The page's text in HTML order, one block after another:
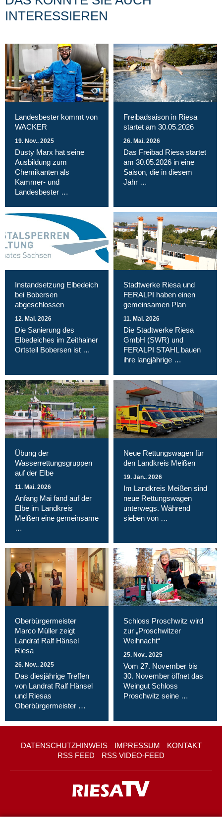
INTERESSIEREN
Landesbester kommt von
WACKER
19. Nov.. 2025
Dusty Marx hat seine
Ausbildung zum
Chemikanten als
Kammer- und
Landesbester …
Magnet Riesa GmbH
Freibadsaison in Riesa
startet am 30.05.2026
26. Mai. 2026
Das Freibad Riesa startet
am 30.05.2026 in eine
Saison, die in diesem
Jahr …
Instandsetzung Elbedeich
bei Bobersen
abgeschlossen
12. Mai. 2026
Die Sanierung des
Elbedeiches im Zeithainer
Ortsteil Bobersen ist …
Stadtwerke Riesa und
FERALPI haben einen
gemeinsamen Plan
11. Mai. 2026
Die Stadtwerke Riesa
GmbH (SWR) und
FERALPI STAHL bauen
ihre langjährige …
Übung der
Wasserrettungsgruppen
auf der Elbe
11. Mai. 2026
Anfang Mai fand auf der
Elbe im Landkreis
Meißen eine gemeinsame
…
Neue Rettungswagen für
den Landkreis Meißen
19. Jan.. 2026
Im Landkreis Meißen sind
neue Rettungswagen
unterwegs. Während
sieben von …
Oberbürgermeister
Marco Müller zeigt
Landrat Ralf Hänsel
Riesa
26. Nov.. 2025
Das diesjährige Treffen
von Landrat Ralf Hänsel
und Riesas
Oberbürgermeister …
Schloss Proschwitz wird
zur „Proschwitzer
Weihnacht“
25. Nov.. 2025
Vom 27. November bis
30. November öffnet das
Weingut Schloss
Proschwitz seine …
DATENSCHUTZHINWEIS IMPRESSUM
KONTAKT
RSS FEED
RSS VIDEO-FEED